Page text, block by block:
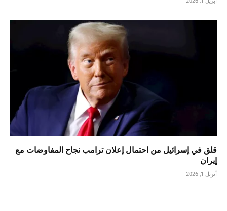
قلق في إسرائيل من احتمال إعلان ترامب نجاح المفاوضات مع
إيران
أبريل 1, 2026